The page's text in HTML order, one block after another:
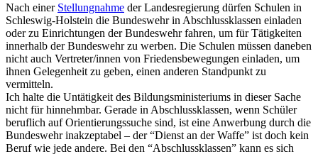
Nach einer Stellungnahme der Landesregierung dürfen Schulen in
Schleswig-Holstein die Bundeswehr in Abschlussklassen einladen
oder zu Einrichtungen der Bundeswehr fahren, um für Tätigkeiten
innerhalb der Bundeswehr zu werben. Die Schulen müssen daneben
nicht auch Vertreter/innen von Friedensbewegungen einladen, um
ihnen Gelegenheit zu geben, einen anderen Standpunkt zu
vermitteln.
Ich halte die Untätigkeit des Bildungsministeriums in dieser Sache
nicht für hinnehmbar. Gerade in Abschlussklassen, wenn Schüler
beruflich auf Orientierungssuche sind, ist eine Anwerbung durch die
Bundeswehr inakzeptabel – der “Dienst an der Waffe” ist doch kein
Beruf wie jede andere. Bei den “Abschlussklassen” kann es sich